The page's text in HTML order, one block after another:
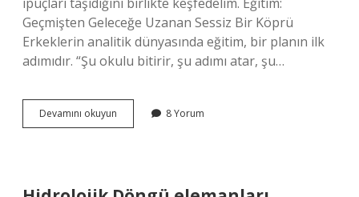
Geçmişten Geleceğe Uzanan Sessiz Bir Köprü
Erkeklerin analitik dünyasında eğitim, bir planın ilk
adımıdır. “Şu okulu bitirir, şu adımı atar, şu…
Devamını okuyun
Balkan
8 Yorum